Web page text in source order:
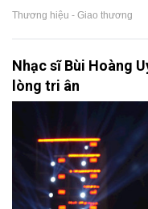
Thương hiệu - Giao thương
Nhạc sĩ Bùi Hoàng
lòng tri ân